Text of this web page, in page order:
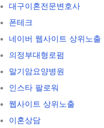
대구이혼전문변호사
폰테크
네이버 웹사이트 상위노출
의정부대형로펌
말기암요양병원
인스타 팔로워
웹사이트 상위노출
이혼상담